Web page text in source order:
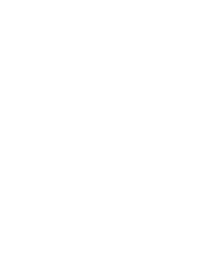
conhecimento em